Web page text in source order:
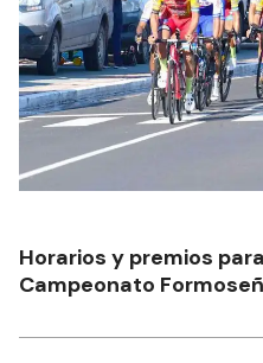
Horarios y premios
Campeonato